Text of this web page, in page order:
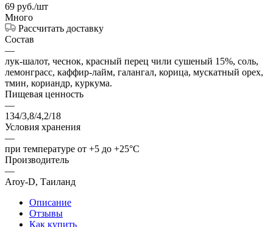
69 руб./шт
Много
Рассчитать доставку
Состав
—
лук-шалот, чеснок, красный перец чили сушеный 15%, соль,
лемонграсс, каффир-лайм, галангал, корица, мускатный орех,
тмин, кориандр, куркума.
Пищевая ценность
—
134/3,8/4,2/18
Условия хранения
—
при температуре от +5 до +25°С
Производитель
—
Aroy-D, Таиланд
Описание
Отзывы
Как купить